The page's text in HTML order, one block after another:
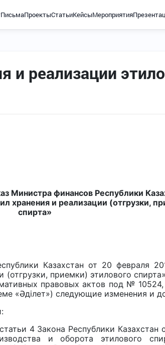
ПисьмаПроектыСтатьиКейсыМероприятия
и реализации
Министра финансов Республики
хранения и реализации (отгрузки,
спирта»
Казахстан от 20 февраля
приемки) этилового
правовых актов под №
«Әділет») следующие изменения и
4 Закона Республики Казахстан
и оборота этилового